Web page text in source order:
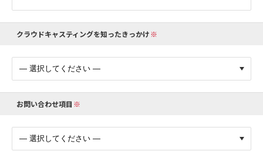
クラウドキャスティングを知ったきっかけ
お問い合わせ項目